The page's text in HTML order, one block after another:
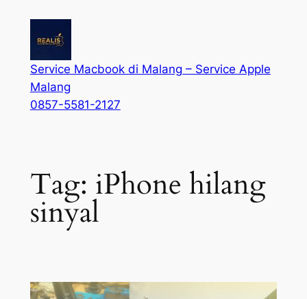
Service Macbook di Malang – Service Apple
Malang
0857-5581-2127
Tag: iPhone hilang
sinyal